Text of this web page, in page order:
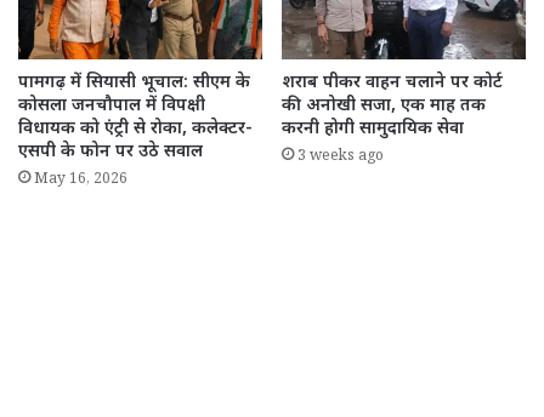
पामगढ़ में सियासी भूचाल: सीएम के
कोसला जनचौपाल में विपक्षी
विधायक को एंट्री से रोका, कलेक्टर-
एसपी के फोन पर उठे सवाल
May 16, 2026
शराब पीकर वाहन चलाने पर कोर्ट
की अनोखी सजा, एक माह तक
करनी होगी सामुदायिक सेवा
3 weeks ago